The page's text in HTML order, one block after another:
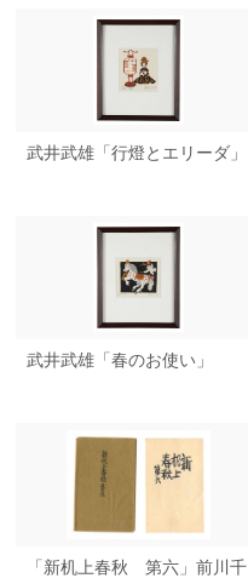
武井武雄「行燈とエリーダ」
武井武雄「春のお使い」
「新机上春秋 第六」前川千